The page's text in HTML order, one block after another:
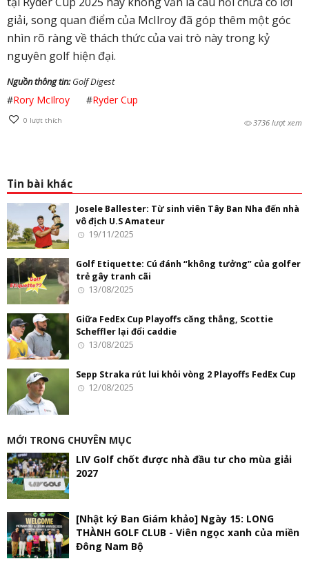
giải, song quan điểm của McIlroy đã góp thêm một góc
nhìn rõ ràng về thách thức của vai trò này trong kỷ
nguyên golf hiện đại.
Nguồn thông tin:Golf Digest
#Rory McIlroy #Ryder Cup
0 lượt thích 3736 lượt xem
Tin bài khác
Josele Ballester: Từ sinh viên Tây Ban Nha đến nhà
vô địch U.S Amateur
19/11/2025
Golf Etiquette: Cú đánh “không tưởng” của golfer
trẻ gây tranh cãi
13/08/2025
Giữa FedEx Cup Playoffs căng thẳng, Scottie
Scheffler lại đổi caddie
13/08/2025
Sepp Straka rút lui khỏi vòng 2 Playoffs FedEx Cup
12/08/2025
MỚI TRONG CHUYÊN MỤC
LIV Golf chốt được nhà đầu tư cho mùa giải
2027
[Nhật ký Ban Giám khảo] Ngày 15: LONG
THÀNH GOLF CLUB - Viên ngọc xanh của miền
Đông Nam Bộ